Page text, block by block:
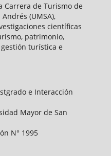
Carrera de Turismo de
(UMSA),
científicas
patrimonio,
turística e
e Interacción
Mayor de San
N° 1995